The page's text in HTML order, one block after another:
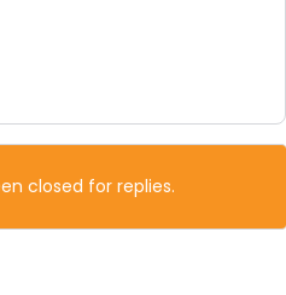
closed for replies.